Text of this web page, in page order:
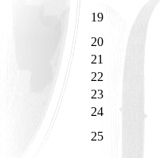
19
20
21
22
23
24
25